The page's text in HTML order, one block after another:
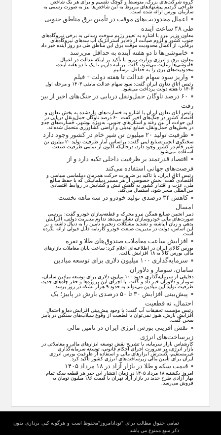
گروه شرکت‌های بزرگ، متوسط و کوچک تقسیم و برای هر یک شاخص
طراحی کردیم پیشنهاد‌های مربوط به این شاخص‌ها نیز به صورت رسمی به
سازمان بورس ارائه شده است.
اعمال محدودیت‌های موقت در تأمین برق مناطق جنوبی
طی ۴۸ ساعت آینده
معاون وزیر نیرو با اشاره به تغییر رژیم سوخت رسانی به برخی نیروگاه‌های
جنوب کشور و لزوم صیانت از ذخایر استراتژیک آب سد‌های نیروگاه‌های
برقابی، از اعمال محدودیت‌ موقت برق این مناطق طی دو روز آینده خبر داد.
خاموشی‌ها تا دو هفته آینده به حداقل می‌رسد
معاون برق و انرژی وزارت نیرو، با تأکید بر اینکه عدالت در اعمال
خاموشی‌ها رعایت می‌شود، گفت: برنامه داریم تا یک تا دو هفته آینده،
محدودیت‌های برق را به حداقل برسانیم.
واریز سود سهام عدالت تا هفته دولت + فیلم
رئیس اتاق تعاون ایران گفت: سود سهام عدالت مابقی ۱۴۰۳ و مرحله اول
۱۴۰۴ تا هفته دولت پرداخت می‌شود.
۶۰ درصد ناوگان حمل‌ونقل دریایی در جنگ‌های اخیر از بین
رفت
رئیس اتاق تعاون ایران با اشاره به خسارت‌های واردشده به بخش تعاون و
اقتصاد کشور در جنگ‌های اخیر گفت: ۶۰ درصد ناوگان حمل‌ونقل دریایی در
این حوادث از بین رفته و استان‌های جنوبی، به‌ویژه بوشهر، خسارت‌های جدی
در بخش‌های حمل‌ونقل، صنایع تبدیلی و اراضی کشاورزی متحمل شده‌اند.
ظرفیت تولید ۲۰ میلیون تن شیر خام در کشور وجود دارد
سخنگوی انجمن‌صنایع لبنی گفت: براساس آمار ظرفیت تولید ۲۰ میلیون تن
شیر خام در کشور وجود دارد، درحالیکه اکنون از تمامی ظرفیت صنعت
استفاده نمی‌شود.
اقتصاد قدرتمند بر ظرفیت داخلی تکیه دارد و از
فرصت‌های جهانی استفاده می‌کند
رئیس اتاق ایران، با تاکید بر ضرورت حرکت همزمان دیپلماسی سیاسی و
اقتصادی گفت: بخش خصوصی از هر مسیر دیپلماتیکی که با حفظ منافع
ملی، عزت و اقتدار کشور به کاهش تنش و گشایش در روابط اقتصادی
بین‌المللی منجر شود، استقبال می‌کند.
کاهش ۳۴ درصدی تولید خودرو در سه ماهه نخست
امسال
دبیر انجمن صنایع همگن نیرو محرکه و قطعه‌سازان خودرو گفت: بررسی
صورت‌های مالی خودروسازان نشان می‌دهد تداوم مدیریت دولتی، افزایش
بدهی و زیان انباشته و تشدید مشکلات زنجیره تامین را به دنبال داشته و بر
این اساس، دولت در مدیریت صنعت خودرو کارنامه قابل قبولی ارائه نکرده
است.
افزایش ساعت معاملات صندوق‌های طلا و نقره
بورس کالای ایران در اطلاعیه‌ای اعلام کرد: ساعت پایان معاملات بازار‌های
مالی بورس کالا به ۱۸ افزایش یافت.
سرمایه‌گذاری ۱۰۰ میلیون دلاری برای توسعه میادین
سامان، سومار و دلاوران
دقایقی از سرمایه‌گذاری حدود ۱۰۰ میلیون دلاری برای توسعه میادین سامان،
سومار و دلاوران خبر داد و گفت: با اجرای این پروژه‌ها و حفر چاه‌های جدید،
ظرفیت تولید این میادین می‌تواند به حدود ۹ هزار بشکه در روز برسد
پیش‌بینی افزایش ۳۰ تا ۵۰ درصدی بارش در پاییز؛ یک
احتمال، نه قطعیت
رئیس مؤسسه تحقیقات آب گفت: با وجود پیش‌بینی افزایش دما و احتمال
افزایش بارش، هنوز نمی‌توان با قطعیت از وقوع سیلاب‌های سنگین در پاییز
سخن گفت.
نقش آفرینی بورس انرژی ایران در تامین مالی
زیرساخت‌های انرژی
کارشناس بازار سرمایه، با تشریح نقش توسعه ابزار‌های مالی و معاملاتی در
بازار انرژی، بر ضرورت اجرای احکام قانونی، توسعه سرمایه‌گذاری
غیرمستقیم، گسترش ابزار‌های مالی و استفاده از ظرفیت بورس انرژی
ایران برای تأمین مالی زیرساخت‌های انرژی کشور تأکید کرد.
قیمت سکه و طلا در بازار آزاد در ۱۸ مرداد ۱۴۰۵
امروز یکشنبه ۱۸ مرداد ۱۴۰۵ در زمان انتشار این خبر هر قطعه سکه تمام
بهار آزادی طرح جدید در بازار آزاد تهران با قیمت ۱۸۶ میلیون تومان به
فروش می‌رسد.
تمامی حقوق مطالب برای "نودادامروز"محفوظ است و هرگونه کپی برداری بدون
ذکر منبع ممنوع می باشد.